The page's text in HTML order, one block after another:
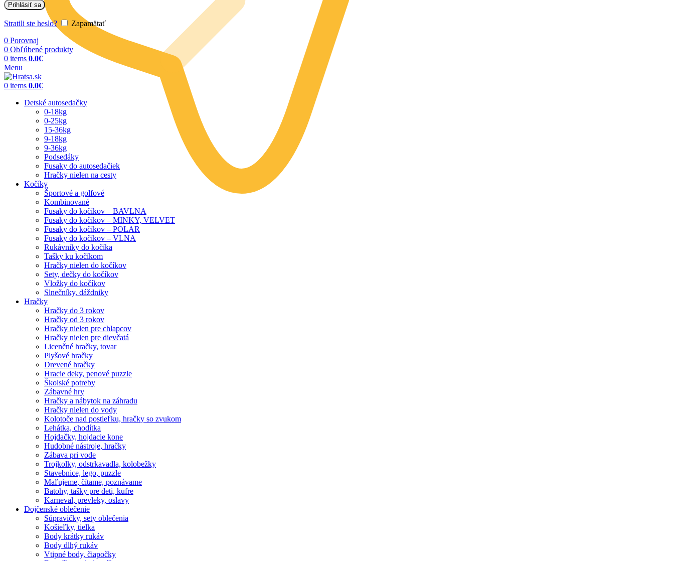
Prihlásiť sa
Stratili ste heslo?
Zapamätať
0 Porovnaj
0 Obľúbené produkty
0 items 0.0€
Menu
0 items 0.0€
Detské autosedačky
0-18kg
0-25kg
15-36kg
9-18kg
9-36kg
Podsedáky
Fusaky do autosedačiek
Hračky nielen na cesty
Kočíky
Športové a golfové
Kombinované
Fusaky do kočíkov – BAVLNA
Fusaky do kočíkov – MINKY, VELVET
Fusaky do kočíkov – POLAR
Fusaky do kočíkov – VLNA
Rukávniky do kočíka
Tašky ku kočíkom
Hračky nielen do kočíkov
Sety, dečky do kočíkov
Vložky do kočíkov
Slnečníky, dáždniky
Hračky
Hračky do 3 rokov
Hračky od 3 rokov
Hračky nielen pre chlapcov
Hračky nielen pre dievčatá
Licenčné hračky, tovar
Plyšové hračky
Drevené hračky
Hracie deky, penové puzzle
Školské potreby
Zábavné hry
Hračky a nábytok na záhradu
Hračky nielen do vody
Kolotoče nad postieľku, hračky so zvukom
Lehátka, chodítka
Hojdačky, hojdacie kone
Hudobné nástroje, hračky
Zábava pri vode
Trojkolky, odstrkavadla, kolobežky
Stavebnice, lego, puzzle
Maľujeme, čítame, poznávame
Batohy, tašky pre deti, kufre
Karneval, prevleky, oslavy
Dojčenské oblečenie
Súpravičky, sety oblečenia
Košieľky, tielka
Body krátky rukáv
Body dlhý rukáv
Vtipné body, čiapočky